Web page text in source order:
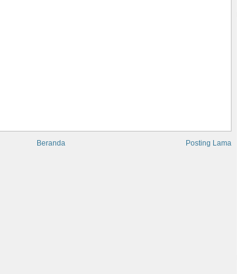
Posting Lama
Beranda